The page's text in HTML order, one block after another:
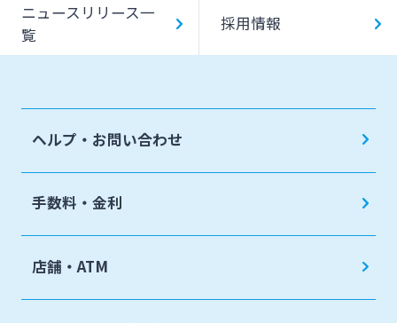
ニュースリリース一
覧
採用情報
ヘルプ・お問い合わせ
手数料・金利
店舗・ATM